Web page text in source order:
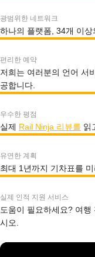
광범위한 네트워크
하나의 플랫폼, 34개 이상
편리한 예약
저희는 여러분의 언어 서
공합니다.
우수한 평점
실제 Rail Ninja 리뷰를 읽
유연한 계획
최대 1년까지 기차표를
실제 인적 지원 서비스
도움이 필요하세요? 여
시오.